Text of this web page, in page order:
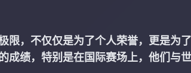
限，不仅仅是为了个人荣誉，更是为
成绩，特别是在国际赛场上，他们与